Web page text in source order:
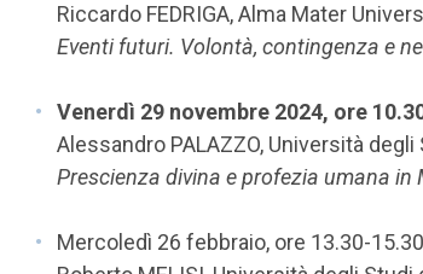
Riccardo FEDRIGA, Alma Mater
Eventi futuri. Volontà, contingenza e
Venerdì 29 novembre 2024, ore
Alessandro PALAZZO, Università
Prescienza divina e profezia umana in
Mercoledì 26 febbraio, ore 13.30-